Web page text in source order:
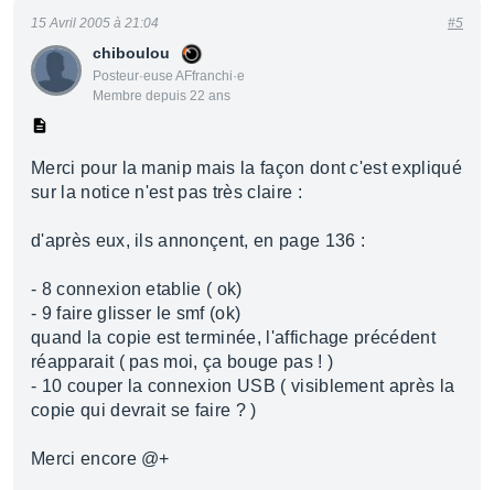
chiboulou
Posteur·euse AFfranchi·e
Membre depuis 22 ans
15 Avril 2005 à 21:04 #5
Merci pour la manip mais la façon dont c'est expliqué
sur la notice n'est pas très claire :
d'après eux, ils annonçent, en page 136 :
- 8 connexion etablie ( ok)
- 9 faire glisser le smf (ok)
quand la copie est terminée, l'affichage précédent
réapparait ( pas moi, ça bouge pas ! )
- 10 couper la connexion USB ( visiblement après la
copie qui devrait se faire ? )
Merci encore @+